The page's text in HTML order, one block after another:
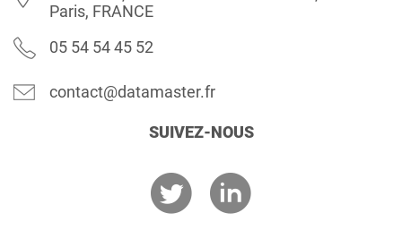
Paris, FRANCE
05 54 54 45 52
contact@datamaster.fr
SUIVEZ-NOUS